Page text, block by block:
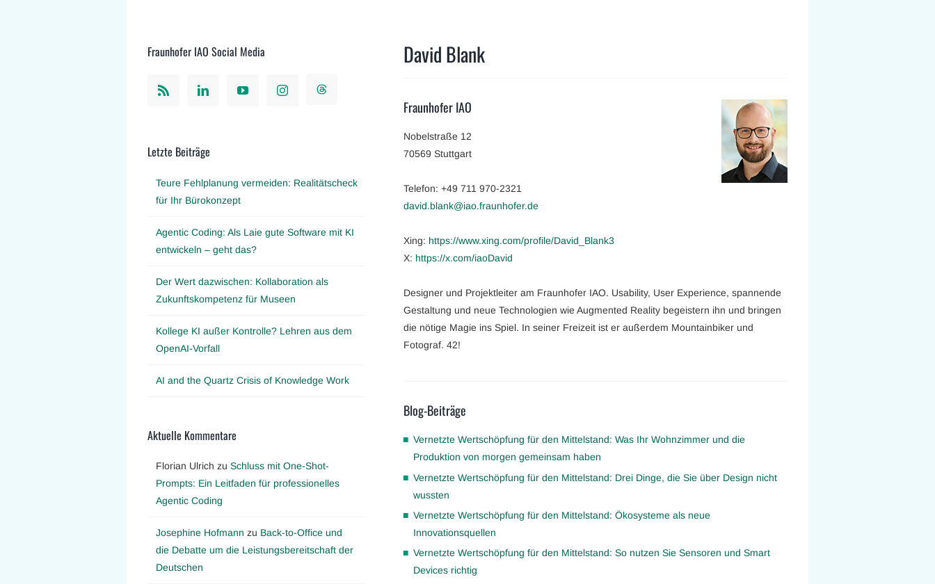
David Blank
Fraunhofer IAO
Nobelstraße 12
70569 Stuttgart
Telefon: +49 711 970-2321
david.blank@iao.fraunhofer.de
Xing: https://www.xing.com/profile/David_Blank3
X: https://x.com/iaoDavid
Designer und Projektleiter am Fraunhofer IAO. Usability, User Experience, spannende
Gestaltung und neue Technologien wie Augmented Reality begeistern ihn und bringen
die nötige Magie ins Spiel. In seiner Freizeit ist er außerdem Mountainbiker und
Fotograf. 42!
Blog-Beiträge
Vernetzte Wertschöpfung für den Mittelstand: Was Ihr Wohnzimmer und die
Produktion von morgen gemeinsam haben
Vernetzte Wertschöpfung für den Mittelstand: Drei Dinge, die Sie über Design nicht
wussten
Vernetzte Wertschöpfung für den Mittelstand: Ökosysteme als neue
Innovationsquellen
Vernetzte Wertschöpfung für den Mittelstand: So nutzen Sie Sensoren und Smart
Devices richtig
Fraunhofer IAO Social Media
Letzte Beiträge
Teure Fehlplanung vermeiden: Realitätscheck
für Ihr Bürokonzept
Agentic Coding: Als Laie gute Software mit KI
entwickeln – geht das?
Der Wert dazwischen: Kollaboration als
Zukunftskompetenz für Museen
Kollege KI außer Kontrolle? Lehren aus dem
OpenAI-Vorfall
AI and the Quartz Crisis of Knowledge Work
Aktuelle Kommentare
Florian Ulrich zu Schluss mit One-Shot-
Prompts: Ein Leitfaden für professionelles
Agentic Coding
Josephine Hofmann zu Back-to-Office und
die Debatte um die Leistungsbereitschaft der
Deutschen